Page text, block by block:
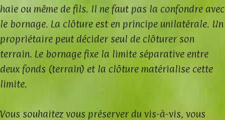
haie ou même de fils. Il ne faut pas la confondre avec
le bornage. La clôture est en principe unilatérale. Un
propriétaire peut décider seul de clôturer son
terrain. Le bornage fixe la limite séparative entre
deux fonds (terrain) et la clôture matérialise cette
limite.
Vous souhaitez vous préserver du vis-à-vis, vous